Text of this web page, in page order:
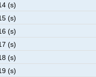
(s)
(s)
(s)
(s)
(s)
(s)